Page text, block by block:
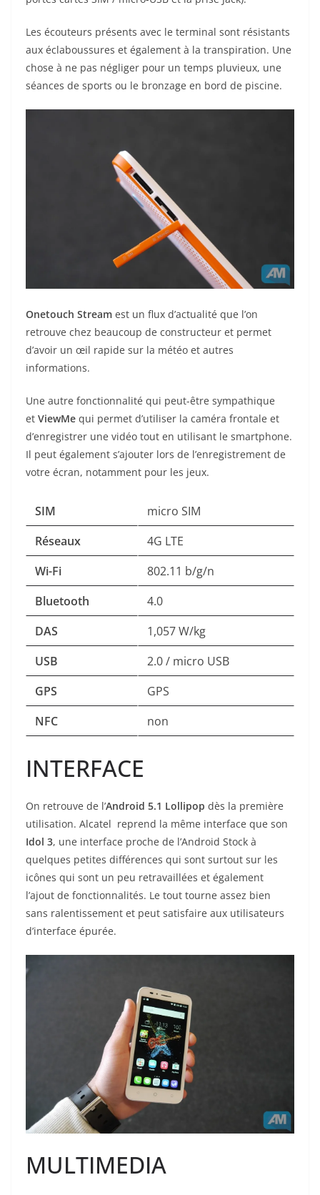
Les écouteurs présents avec le terminal sont résistants
aux éclaboussures et également à la transpiration. Une
chose à ne pas négliger pour un temps pluvieux, une
séances de sports ou le bronzage en bord de piscine.
Onetouch Stream est un flux d’actualité que l’on
retrouve chez beaucoup de constructeur et permet
d’avoir un œil rapide sur la météo et autres
informations.
Une autre fonctionnalité qui peut-être sympathique
et ViewMe qui permet d’utiliser la caméra frontale et
d’enregistrer une vidéo tout en utilisant le smartphone.
Il peut également s’ajouter lors de l’enregistrement de
votre écran, notamment pour les jeux.
SIM
micro SIM
Réseaux
4G LTE
Wi-Fi
802.11 b/g/n
Bluetooth
4.0
DAS
1,057 W/kg
USB
2.0 / micro USB
GPS
GPS
NFC
non
INTERFACE
On retrouve de l’Android 5.1 Lollipop dès la première
utilisation. Alcatel reprend la même interface que son
Idol 3, une interface proche de l’Android Stock à
quelques petites différences qui sont surtout sur les
icônes qui sont un peu retravaillées et également
l’ajout de fonctionnalités. Le tout tourne assez bien
sans ralentissement et peut satisfaire aux utilisateurs
d’interface épurée.
MULTIMEDIA